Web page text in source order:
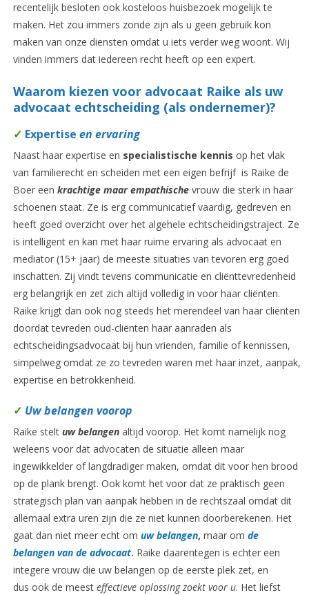
recentelijk besloten ook kosteloos huisbezoek mogelijk te
maken. Het zou immers zonde zijn als u geen gebruik kon
maken van onze diensten omdat u iets verder weg woont. Wij
vinden immers dat iedereen recht heeft op een expert.
Waarom kiezen voor advocaat Raike als uw
advocaat echtscheiding (als ondernemer)?
✓ Expertise en ervaring
Naast haar expertise en specialistische kennis op het vlak
van familierecht en scheiden met een eigen befrijf is Raike de
Boer een krachtige maar empathischevrouw die sterk in haar
schoenen staat. Ze is erg communicatief vaardig, gedreven en
heeft goed overzicht over het algehele echtscheidingstraject. Ze
is intelligent en kan met haar ruime ervaring als advocaat en
mediator (15+ jaar) de meeste situaties van tevoren erg goed
inschatten. Zij vindt tevens communicatie en cliënttevredenheid
erg belangrijk en zet zich altijd volledig in voor haar cliënten.
Raike krijgt dan ook nog steeds het merendeel van haar cliënten
doordat tevreden oud-cliënten haar aanraden als
echtscheidingsadvocaat bij hun vrienden, familie of kennissen,
simpelweg omdat ze zo tevreden waren met haar inzet, aanpak,
expertise en betrokkenheid.
✓ Uw belangen voorop
Raike stelt uw belangenaltijd voorop. Het komt namelijk nog
weleens voor dat advocaten de situatie alleen maar
ingewikkelder of langdradiger maken, omdat dit voor hen brood
op de plank brengt. Ook komt het voor dat ze praktisch geen
strategisch plan van aanpak hebben in de rechtszaal omdat dit
allemaal extra uren zijn die ze niet kunnen doorberekenen. Het
gaat dan niet meer echt om uw belangen, maar om de
belangen van de advocaat. Raike daarentegen is echter een
integere vrouw die uw belangen op de eerste plek zet, en
dus ook de meest effectieve oplossing zoekt voor u. Het liefst